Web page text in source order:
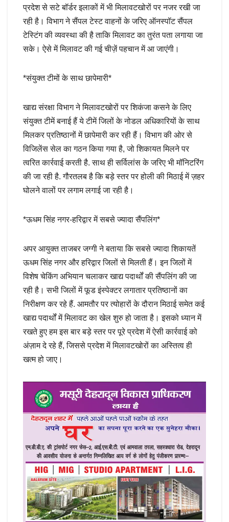
प्रदेश से सटे बॉर्डर इलाकों में भी मिलावटखोरों पर नजर रखी जा
रही है। विभाग ने सैंपल टेस्ट वाहनों के जरिए ऑनस्पॉट सैंपल
टेस्टिंग की व्यवस्था की है ताकि मिलावट का तुरंत पता लगाया जा
सके। ऐसे में मिलावट की गई चीज़ें पहचान में आ जाएंगी।
*संयुक्त टीमों के साथ छापेमारी*
खाद्य संरक्षा विभाग ने मिलावटखोरों पर शिकंजा कसने के लिए
संयुक्त टीमें बनाई हैं ये टीमें जिलों के नोडल अधिकारियों के साथ
मिलकर प्रतिष्ठानों में छापेमारी कर रही हैं। विभाग की ओर से
विजिलेंस सेल का गठन किया गया है, जो शिकायत मिलने पर
त्वरित कार्रवाई करती है. साथ ही सर्विलांस के जरिए भी मॉनिटरिंग
की जा रही है. गौरतलब है कि बड़े स्तर पर होली की मिठाई में ज़हर
घोलने वालों पर लगाम लगाई जा रही है।
*ऊधम सिंह नगर-हरिद्वार में सबसे ज्यादा सैंपलिंग*
अपर आयुक्त ताजबर जग्गी ने बताया कि सबसे ज्यादा शिकायतें
ऊधम सिंह नगर और हरिद्वार जिलों से मिलती हैं। इन जिलों में
विशेष चेकिंग अभियान चलाकर खाद्य पदार्थों की सैंपलिंग की जा
रही है। सभी जिलों में फूड इंस्पेक्टर लगातार प्रतिष्ठानों का
निरीक्षण कर रहे हैं. आमतौर पर त्योहारों के दौरान मिठाई समेत कई
खाद्य पदार्थों में मिलावट का खेल शुरु हो जाता है। इसको ध्यान में
रखते हुए हम इस बार बड़े स्तर पर पूरे प्रदेश में ऐसी कार्रवाई को
अंज़ाम दे रहे हैं, जिससे प्रदेश में मिलावटखोरों का अस्तित्व ही
खत्म हो जाए।